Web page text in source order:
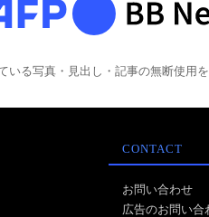
いる写真・見出し・記事の無断使用
CONTACT
お問い合わせ
広告のお問い合